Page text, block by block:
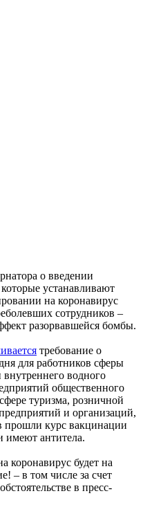
о введении
устанавливают
на коронавирус
сотрудников –
разорвавшейся бомбы.
требование о
для работников сферы
водного
общественного
туризма, розничной
и организаций,
прошли курс вакцинации
имеют антитела.
коронавирус будет на
– в том числе за счет
в пресс-